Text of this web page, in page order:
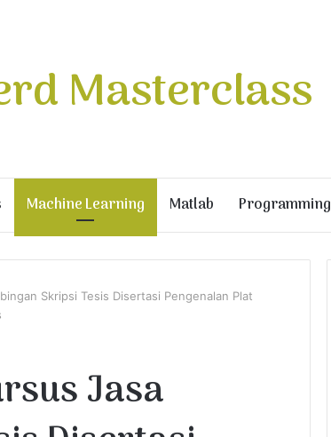
Masterclass
Machine Learning Matlab Programming
Skripsi Tesis Disertasi Pengenalan Plat
Jasa